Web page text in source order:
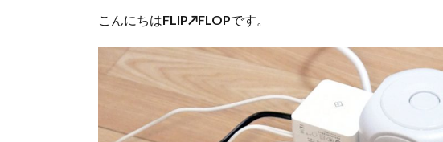
こんにちはFLIP↗FLOPです。